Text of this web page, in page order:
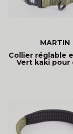
MARTIN
Collier réglable
Vert kaki pour